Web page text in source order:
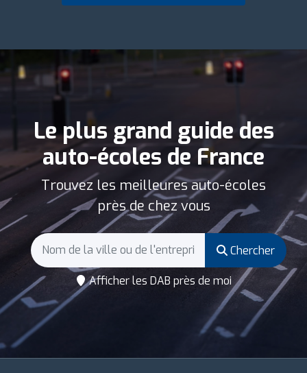
Le plus grand guide des
auto-écoles de France
Trouvez les meilleures auto-écoles
près de chez vous
Chercher
Afficher les DAB près de moi